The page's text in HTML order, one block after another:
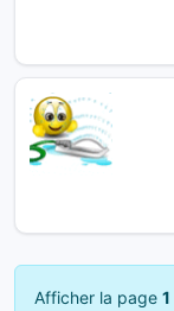
Afficher la page 1